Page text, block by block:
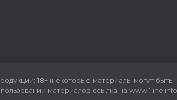
18+ (некоторые материалы могут быть
материалов ссылка на www.1line.info